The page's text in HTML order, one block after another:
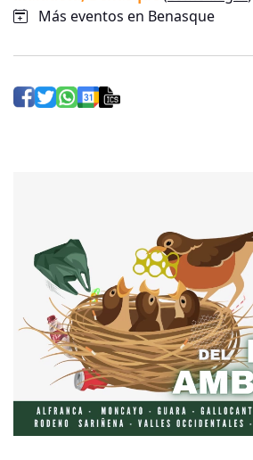
Más eventos en Benasque